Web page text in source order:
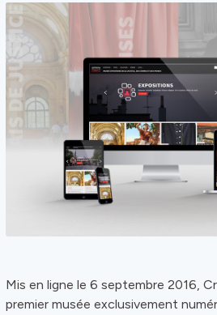
Mis en ligne le 6 septembre 2016,
premier musée exclusivement